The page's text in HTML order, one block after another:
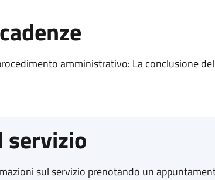
amministrativo: La conclusione
servizio
sul servizio prenotando un